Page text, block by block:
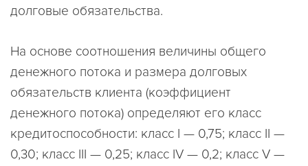
долговые обязательства.
На основе соотношения величины общего
денежного потока и размера долговых
обязательств клиента (коэффициент
денежного потока) определяют его класс
кредитоспособности: класс I — 0,75; класс II —
0,30; класс III — 0,25; класс IV — 0,2; класс V —